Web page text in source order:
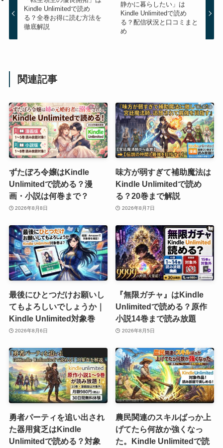
Kindle Unlimitedで読め
る？全巻お得に読む方法を
徹底解説
静かに暮らしたい」は
Kindle Unlimitedで読め
る？配信状況と口コミまと
め
関連記事
ずたぼろ令嬢はKindle
Unlimitedで読める？漫
画・小説は何巻まで？
2026年8月8日
味方が弱すぎて補助魔法は
Kindle Unlimitedで読め
る？20巻まで解説
2026年8月7日
最後にひとつだけお願いし
てもよろしいでしょうか｜
Kindle Unlimited対象巻
2026年8月6日
『無限ガチャ』はKindle
Unlimitedで読める？原作
小説14巻まで読み放題
2026年8月5日
勇者パーティを追い出され
た器用貧乏はKindle
Unlimitedで読める？対象
農民関連のスキルばっか上
げてたら何故か強くなっ
た。Kindle Unlimitedで読